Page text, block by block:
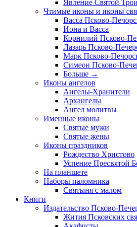
Явление Святой
Чтимые иконы и иконы
Васса Псково-
Иона и Васса
Корнилий Псково-
Лазарь Псково-
Марк Псково-
Симеон Псково-
Больше →
Иконы ангелов
Ангелы-Хранители
Архангелы
Ангел молитвы
Именные иконы
Святые мужи
Святые жены
Иконы праздников
Рождество Христово
Успение Пресвятой
На планшете
Наборы паломника
Святыня с малом
Книги
Издательство Псково-
Жития Псковских